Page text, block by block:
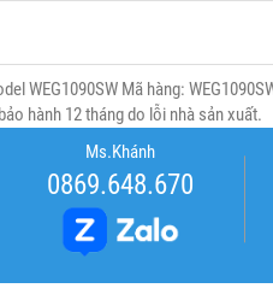
WEG1090SW Mã hàng:
hành 12 tháng do lỗi nhà sản xuất.
Ms.Khánh
0869.648.670